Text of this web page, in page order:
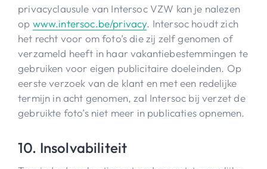
privacyclausule van Intersoc VZW kan je nalezen
op www.intersoc.be/privacy. Intersoc houdt zich
het recht voor om foto’s die zij zelf genomen of
verzameld heeft in haar vakantiebestemmingen te
gebruiken voor eigen publicitaire doeleinden. Op
eerste verzoek van de klant en met een redelijke
termijn in acht genomen, zal Intersoc bij verzet de
gebruikte foto’s niet meer in publicaties opnemen.
10. Insolvabiliteit